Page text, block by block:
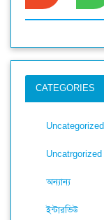
CATEGORIES
Uncategorized
Uncatrgorized
অন্যান্য
ইন্টারভিউ